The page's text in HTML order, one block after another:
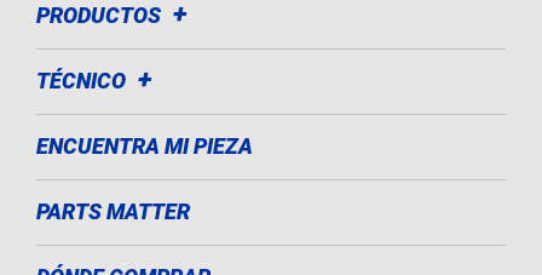
PRODUCTOS
TÉCNICO
ENCUENTRA MI PIEZA
PARTS MATTER